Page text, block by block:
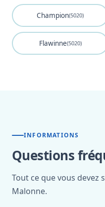
Champion(5020)
Flawinne(5020)
INFORMATIONS
Questions
Tout ce que vous devez
Malonne.